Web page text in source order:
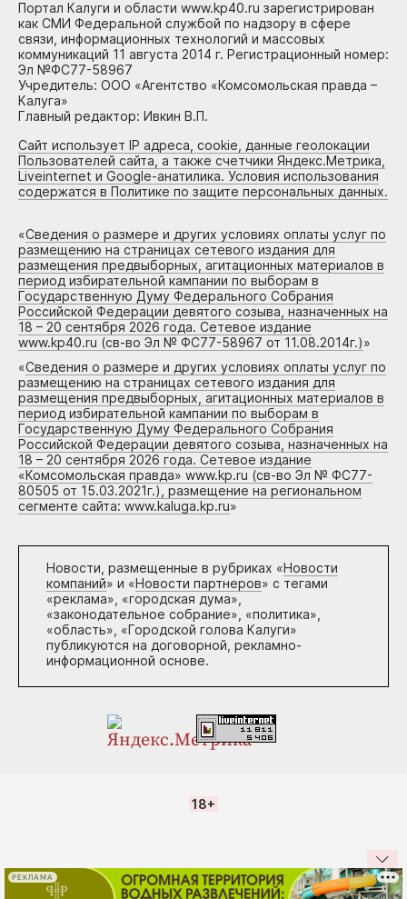
Портал Калуги и области www.kp40.ru зарегистрирован
как СМИ Федеральной службой по надзору в сфере
связи, информационных технологий и массовых
коммуникаций 11 августа 2014 г. Регистрационный номер:
Эл №ФС77-58967
Учредитель: ООО «Агентство «Комсомольская правда –
Калуга»
Главный редактор: Ивкин В.П.
Сайт использует IP адреса, cookie, данные геолокации
Пользователей сайта, а также счетчики Яндекс.Метрика,
Liveinternet и Google-анатилика. Условия использования
содержатся в Политике по защите персональных данных.
«Сведения о размере и других условиях оплаты услуг по
размещению на страницах сетевого издания для
размещения предвыборных, агитационных материалов в
период избирательной кампании по выборам в
Государственную Думу Федерального Собрания
Российской Федерации девятого созыва, назначенных на
18 – 20 сентября 2026 года. Сетевое издание
www.kp40.ru (св-во Эл № ФС77-58967 от 11.08.2014г.)»
«Сведения о размере и других условиях оплаты услуг по
размещению на страницах сетевого издания для
размещения предвыборных, агитационных материалов в
период избирательной кампании по выборам в
Государственную Думу Федерального Собрания
Российской Федерации девятого созыва, назначенных на
18 – 20 сентября 2026 года. Сетевое издание
«Комсомольская правда» www.kp.ru (св-во Эл № ФС77-
80505 от 15.03.2021г.), размещение на региональном
сегменте сайта: www.kaluga.kp.ru»
Новости, размещенные в рубриках «Новости
компаний» и «Новости партнеров» с тегами
«реклама», «городская дума»,
«законодательное собрание», «политика»,
«область», «Городской голова Калуги»
публикуются на договорной, рекламно-
информационной основе.
18+
РЕКЛАМА